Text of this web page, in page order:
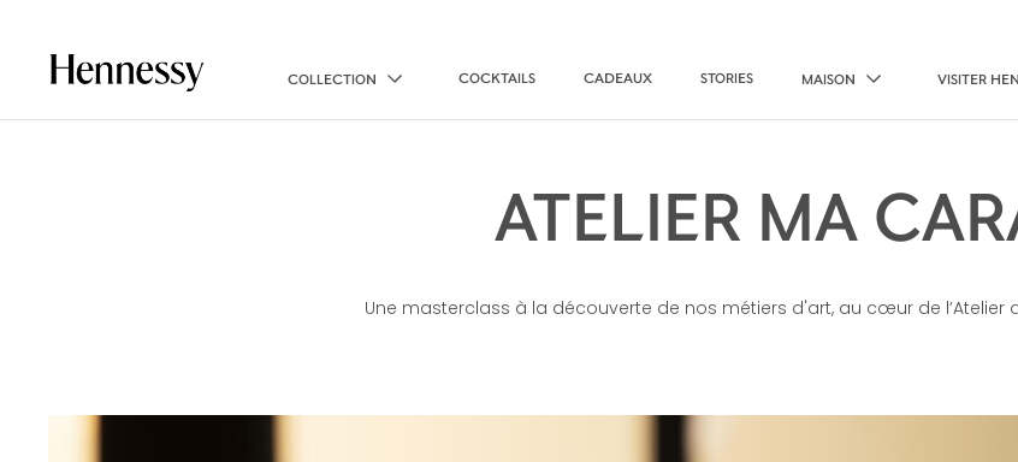
COLLECTION COCKTAILS CADEAUX STORIES MAISON VISITER
ATELIER MA
Une masterclass à la découverte de nos métiers d'art, au cœur de l’Atelier